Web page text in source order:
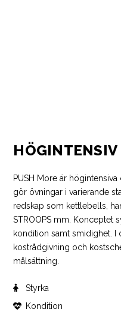
PUSH More är
gör övningar i varierande
redskap som kettlebells,
STROOPS mm. Konceptet
kondition samt smidighet. I
kostrådgivning och
målsättning.
Styrka
Kondition